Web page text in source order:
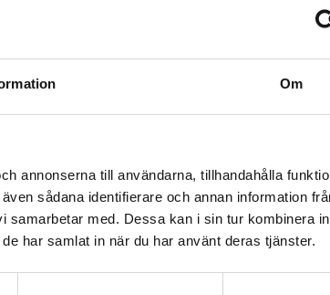
Om
annonserna till användarna, tillhandahålla
sådana identifierare och annan information
med. Dessa kan i sin tur kombinera
har samlat in när du har använt deras tjänster.